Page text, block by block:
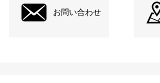
お問い合わせ